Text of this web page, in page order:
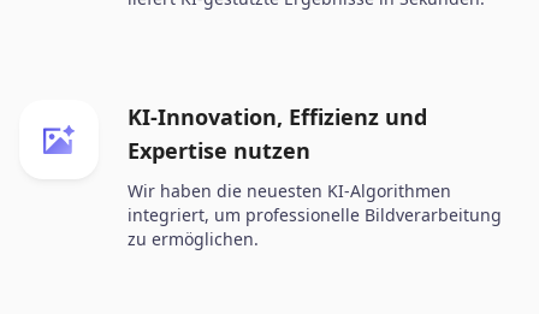
KI-Innovation, Effizienz und
Expertise nutzen
Wir haben die neuesten KI-Algorithmen
integriert, um professionelle Bildverarbeitung
zu ermöglichen.